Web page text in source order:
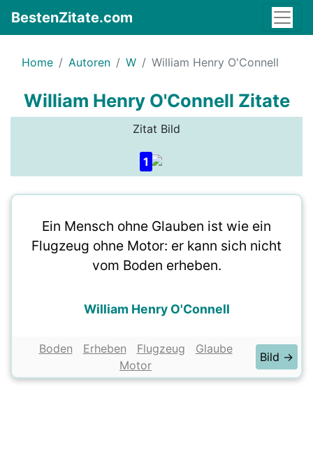
BestenZitate.com
Home Autoren W William Henry O'Connell
William Henry O'Connell Zitate
Zitat Bild
1
Ein Mensch ohne Glauben ist wie ein
Flugzeug ohne Motor: er kann sich nicht
vom Boden erheben.
William Henry O'Connell
Boden Erheben Flugzeug
Glaube
Motor
Bild →